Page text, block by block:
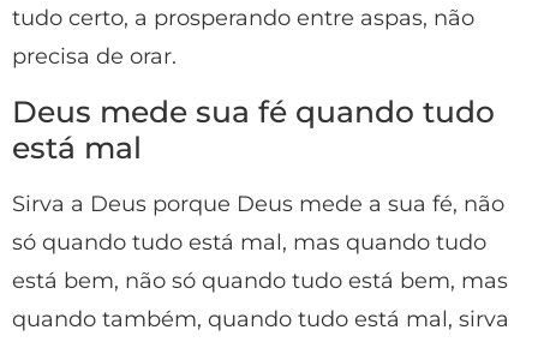
tudo certo, a prosperando entre aspas, não
precisa de orar.
Deus mede sua fé quando tudo
está mal
Sirva a Deus porque Deus mede a sua fé, não
só quando tudo está mal, mas quando tudo
está bem, não só quando tudo está bem, mas
quando também, quando tudo está mal, sirva